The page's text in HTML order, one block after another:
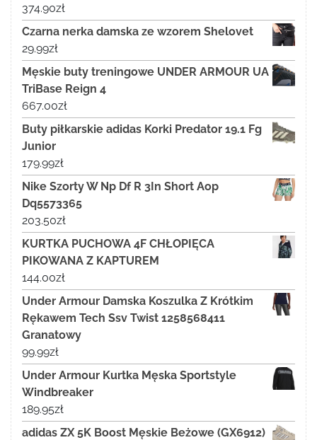
374.90zł
Czarna nerka damska ze wzorem Shelovet
29.99zł
Męskie buty treningowe UNDER ARMOUR UA
TriBase Reign 4
667.00zł
Buty piłkarskie adidas Korki Predator 19.1 Fg
Junior
179.99zł
Nike Szorty W Np Df R 3In Short Aop
Dq5573365
203.50zł
KURTKA PUCHOWA 4F CHŁOPIĘCA
PIKOWANA Z KAPTUREM
144.00zł
Under Armour Damska Koszulka Z Krótkim
Rękawem Tech Ssv Twist 1258568411
Granatowy
99.99zł
Under Armour Kurtka Męska Sportstyle
Windbreaker
189.95zł
adidas ZX 5K Boost Męskie Beżowe (GX6912)